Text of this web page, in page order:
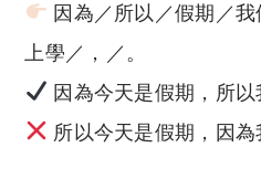
因為／所以／假期／
上學／，／。
因為今天是假期，所以
所以今天是假期，因為